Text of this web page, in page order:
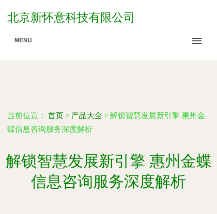
北京新怀意科技有限公司
MENU
当前位置： 首页 > 产品大全 > 解锁智慧发展新引擎 惠州金
蝶信息咨询服务深度解析
解锁智慧发展新引擎 惠州金蝶
信息咨询服务深度解析